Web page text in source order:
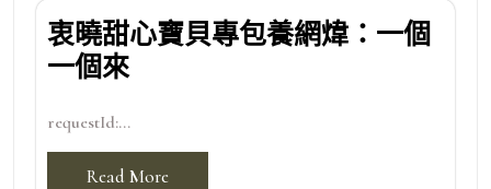
衷曉甜心寶貝專包養網煒：一個
一個來
requestId:...
Read More